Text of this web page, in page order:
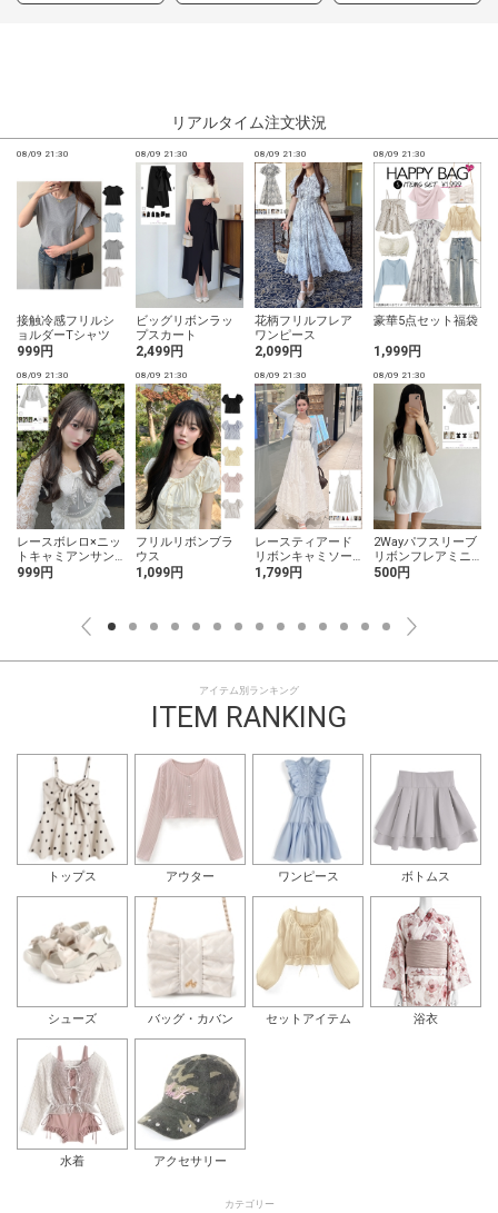
リアルタイム注文状況
08/09 21:30
接触冷感フリルシ
ョルダーTシャツ
999円
08/09 21:30
ビッグリボンラッ
プスカート
2,499円
08/09 21:30
花柄フリルフレア
ワンピース
2,099円
08/09 21:30
豪華5点セット福袋
1,999円
08/09 21:30
レースボレロ×ニッ
トキャミアンサン
ブル
999円
08/09 21:30
フリルリボンブラ
ウス
1,099円
08/09 21:30
レースティアード
リボンキャミソー
ルワンピース
1,799円
08/09 21:30
2Wayパフスリーブ
リボンフレアミニ
ワンピース
500円
アイテム別ランキング
ITEM RANKING
トップス アウター ワンピース ボトムス
シューズ バッグ・カバン セットアイテム 浴衣
水着 アクセサリー
カテゴリー